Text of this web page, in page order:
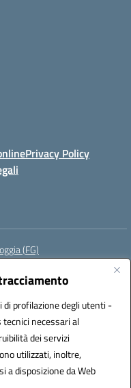
profilazione degli utenti -
necessari al
dei servizi
utilizzati, inoltre,
disposizione da Web
Privacy Policy
(FG)
(IPA): istsc_fgis00800v